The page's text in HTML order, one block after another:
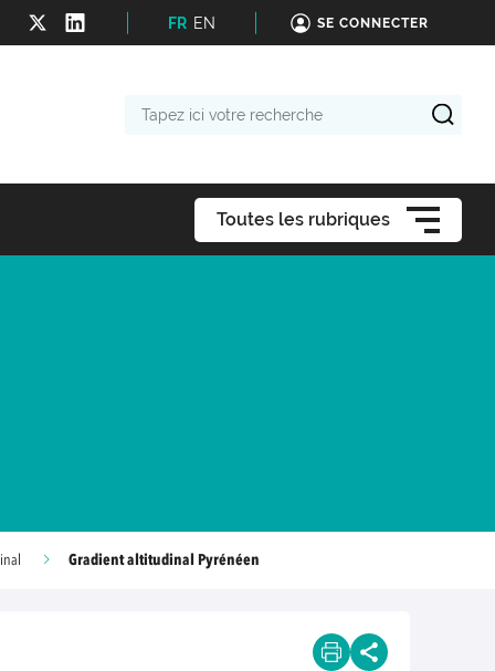
FR EN SE CONNECTER
Toutes les rubriques
Gradient altitudinal Pyrénéen